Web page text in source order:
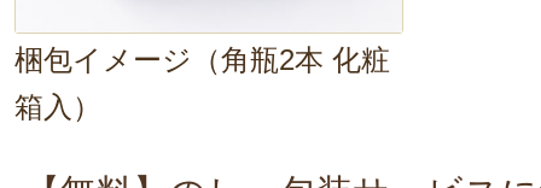
梱包イメージ（角瓶2本 化粧
箱入）